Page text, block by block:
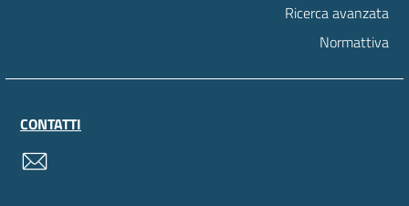
Ricerca avanzata
Normattiva
CONTATTI